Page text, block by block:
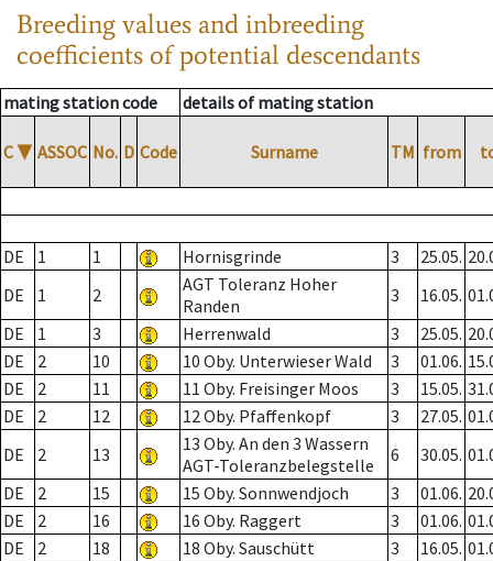
Breeding values and inbreeding
coefficients of potential descendants
mating station code details of mating station
C ▼ ASSOC No. D Code Surname TM from
DE 1 1 Hornisgrinde 3 25.05.
DE
1 2
AGT Toleranz Hoher
Randen
3 16.05.
DE
1 3 Herrenwald 3 25.05.
DE
2 10 10 Oby. Unterwieser Wald 3 01.06.
DE
2 11 11 Oby. Freisinger Moos 3 15.05.
DE
2 12 12 Oby. Pfaffenkopf 3 27.05.
DE
2 13
13 Oby. An den 3 Wassern
AGT-Toleranzbelegstelle
6 30.05.
DE
2 15 15 Oby. Sonnwendjoch 3 01.06.
DE
2 16 16 Oby. Raggert 3 01.06.
DE
2 18 18 Oby. Sauschütt 3 16.05.